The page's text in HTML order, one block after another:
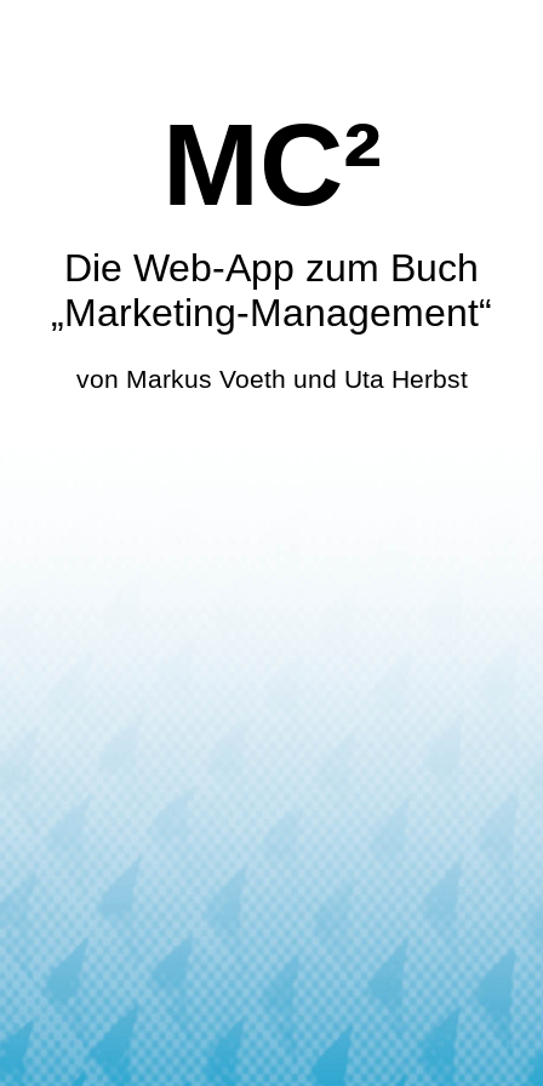
MC²
Die Web-App zum Buch
„Marketing-Management“
von Markus Voeth und Uta Herbst